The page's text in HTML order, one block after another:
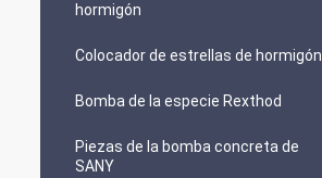
hormigón
Colocador de estrellas de hormigón
Bomba de la especie Rexthod
Piezas de la bomba concreta de
SANY